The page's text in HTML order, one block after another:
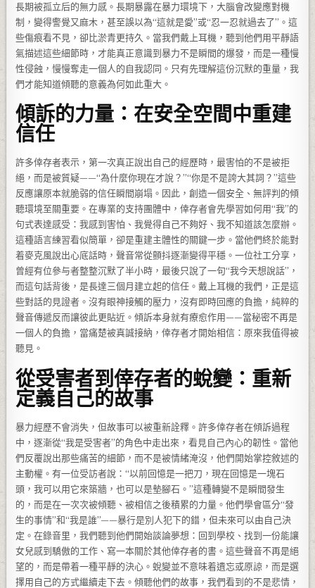
長期被孤立后的無力感。長期暴露在暴力環境下，大腦會改變應對機
制，變得警覺又麻木，甚至誤以為“這就是愛”或“忍一忍就過去了”。這
些傷痕看不見，卻比淤青更持久。當我們戴上耳機，聽到他們用平靜語
氣描述這些細節時，才能真正意識到暴力不是瞬間的爆發，而是一種慢
性侵蝕，慢慢奪走一個人的自我認同。只有先理解這份沉默的重量，我
們才能知道傾聽的意義為何如此重大。
傾訴的力量：在安全空間中重建
信任
許多倖存者表示，第一次真正說出自己的經歷時，最害怕的不是被拒
絕，而是被質疑——“為什麼你現在才說？”“你是不是誇大其詞？”這些
反應讓原本就脆弱的信任瞬間崩塌。因此，創造一個安全、無評判的傾
聽環境至關重要。在專業的支持團體中，倖存者會先學習如何用“我”的
句式表達感受：我感到害怕、我覺得自己不夠好、我不知道該怎麼辦。
這種語言練習看似簡單，卻是重建主體性的關鍵一步。當他們終於能對
着麥克風說出心底話時，聲音常從顫抖逐漸變得平穩。一位社工分享，
曾經有位參与者整整沉默了半小時，最後只說了一句“我今天想說話”，
而這句話背後，是長達三個月建立起的信任。戴上耳機的我們，正是這
些對話的見證者。沒有眼神接觸的壓力，沒有即時回應的負擔，純粹的
聲音傳遞反而讓彼此更貼近。傾訴本身就有療愈作用——當秘密不再是
一個人的負擔，當痛楚被真誠接納，倖存者才開始相信：原來我值得被
聽見。
從受害者到倖存者的蛻變：重新
定義自己的故事
暴力經歷不會消失，但故事可以被重新詮釋。許多倖存者在傾訴過程
中，逐漸從“我是受害者”的角色中走出來，看見自己內心的韌性。當他
們反覆說出那些痛苦的細節，而不是被情緒淹沒，他們開始掌控敘述的
主動權。有一位受訪者說：“以前回憶是一把刀，現在回憶是一塊石
頭，我可以用它來築牆，也可以是墊腳石。”這種轉變不是瞬間發生
的，而是在一次次被傾聽、被相信之後積累的力量。他們學會區分“發
生的事情”和“我是誰”——暴行是別人犯下的錯，但未來可以由自己決
定。在錄音里，我們聽到他們開始談論夢想：回到學校、找到一份能讓
女兒感到驕傲的工作、寫一本關於其他倖存者的書。這些聲音不再是絕
望的，而是帶着一種平靜的決心。蛻變並不意味着遺忘或原諒，而是選
擇用自己的方式繼續走下去。傾聽他們的故事，我們看到的不是悲情，